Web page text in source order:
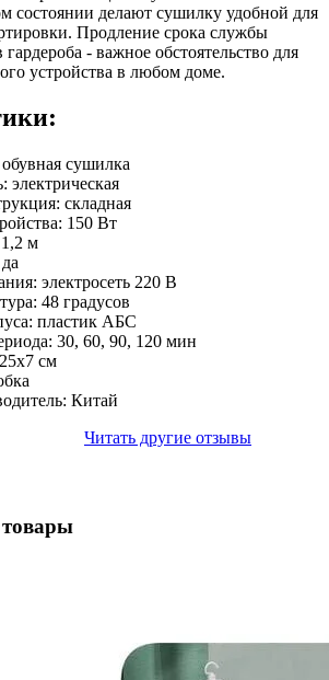
состоянии делают сушилку удобной для
Продление срока службы
- важное обстоятельство для
устройства в любом доме.
сушилка
электрическая
складная
150 Вт
м
электросеть 220 В
48 градусов
пластик АБС
30, 60, 90, 120 мин
см
Китай
Читать другие отзывы